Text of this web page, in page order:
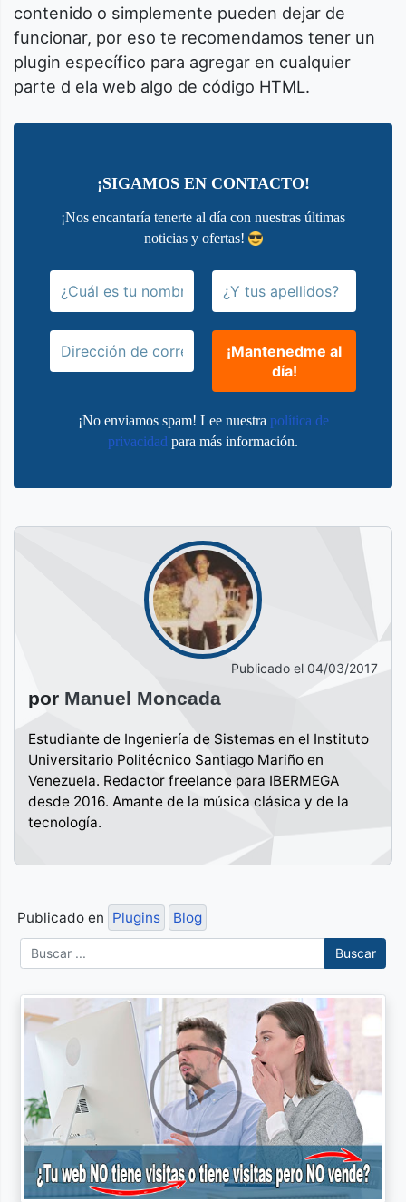
contenido o simplemente pueden dejar de
funcionar, por eso te recomendamos tener un
plugin específico para agregar en cualquier
parte d ela web algo de código HTML.
¡SIGAMOS EN CONTACTO!
¡Nos encantaría tenerte al día con nuestras últimas
noticias y ofertas!
¡No enviamos spam! Lee nuestra política de
privacidad para más información.
por Manuel Moncada
Publicado el 04/03/2017
Estudiante de Ingeniería de Sistemas en el Instituto
Universitario Politécnico Santiago Mariño en
Venezuela. Redactor freelance para IBERMEGA
desde 2016. Amante de la música clásica y de la
tecnología.
Publicado en Plugins Blog
Buscar